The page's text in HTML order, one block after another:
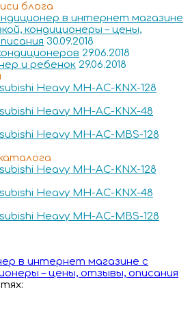
блога
в интернет магазине
кондиционеры – цены,
30.09.2018
29.06.2018
и ребенок 29.06.2018
Heavy MH-AC-KNX-128
Heavy MH-AC-KNX-48
Heavy MH-AC-MBS-128
Heavy MH-AC-KNX-128
Heavy MH-AC-KNX-48
Heavy MH-AC-MBS-128